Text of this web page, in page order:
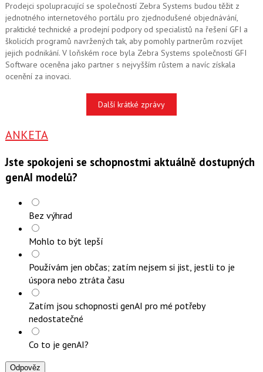
Prodejci spolupracující se společností Zebra Systems budou těžit z
jednotného internetového portálu pro zjednodušené objednávání,
praktické technické a prodejní podpory od specialistů na řešení GFI a
školicích programů navržených tak, aby pomohly partnerům rozvíjet
jejich podnikání. V loňském roce byla Zebra Systems společností GFI
Software oceněna jako partner s nejvyšším růstem a navíc získala
ocenění za inovaci.
Další krátké zprávy
ANKETA
Jste spokojeni se schopnostmi aktuálně dostupných
genAI modelů?
Bez výhrad
Mohlo to být lepší
Používám jen občas; zatím nejsem si jist, jestli to je
úspora nebo ztráta času
Zatím jsou schopnosti genAI pro mé potřeby
nedostatečné
Co to je genAI?
Odpověz